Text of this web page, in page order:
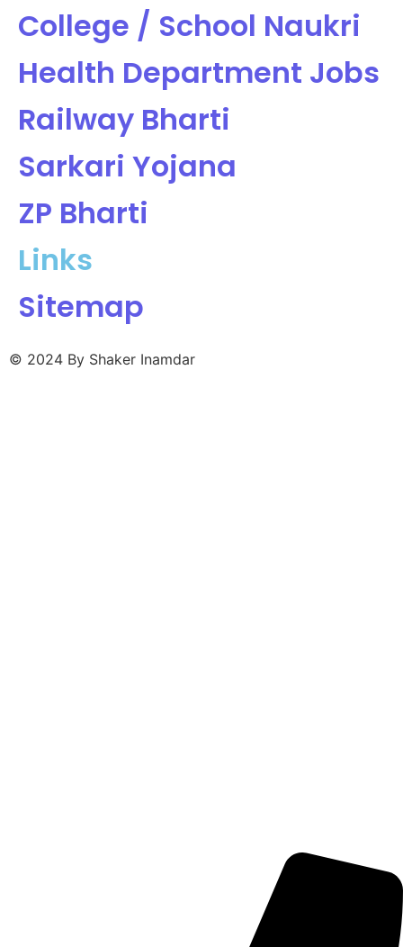
College / School Naukri
Health Department Jobs
Railway Bharti
Sarkari Yojana
ZP Bharti
Links
Sitemap
© 2024 By Shaker Inamdar